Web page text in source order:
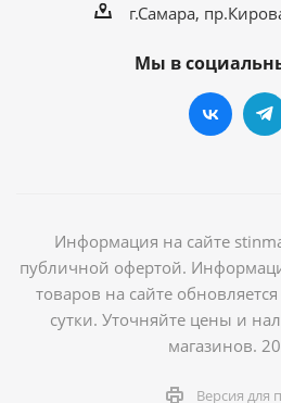
г.Самара,
Мы в
Информация на сайте
публичной офертой.
товаров на сайте
сутки. Уточняйте цены и
магазинов.
Версия для